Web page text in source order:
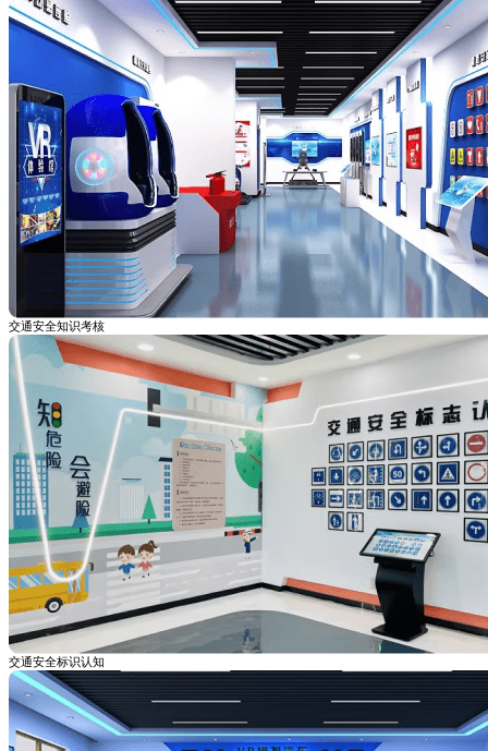
交通安全知识考核
交通安全标识认知